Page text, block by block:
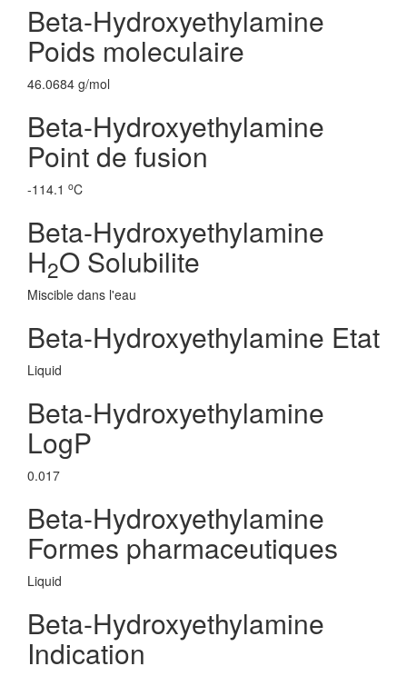
Beta-Hydroxyethylamine
Poids moleculaire
46.0684 g/mol
Beta-Hydroxyethylamine
Point de fusion
-114.1 oC
Beta-Hydroxyethylamine
H2O Solubilite
Miscible dans l'eau
Beta-Hydroxyethylamine Etat
Liquid
Beta-Hydroxyethylamine
LogP
0.017
Beta-Hydroxyethylamine
Formes pharmaceutiques
Liquid
Beta-Hydroxyethylamine
Indication